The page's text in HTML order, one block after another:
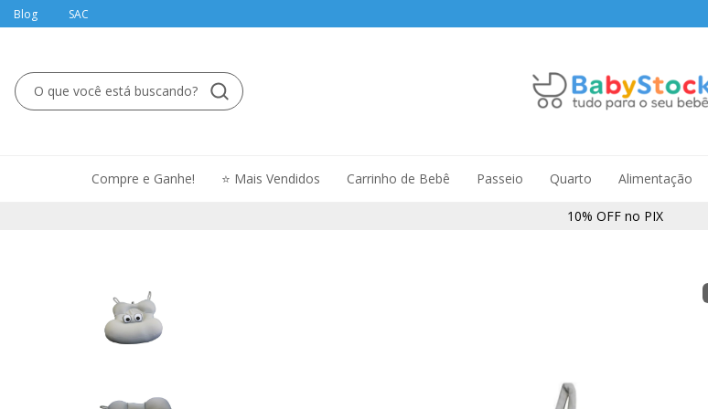
Blog SAC
10% OFF no PIX
Compre e Ganhe! ⭐ Mais Vendidos Carrinho de Bebê Passeio Quarto Alimentação